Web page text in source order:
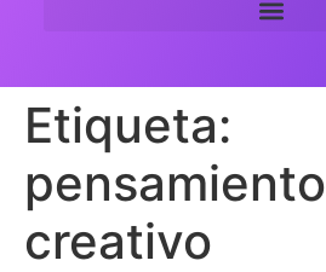
Etiqueta:
pensamiento
creativo